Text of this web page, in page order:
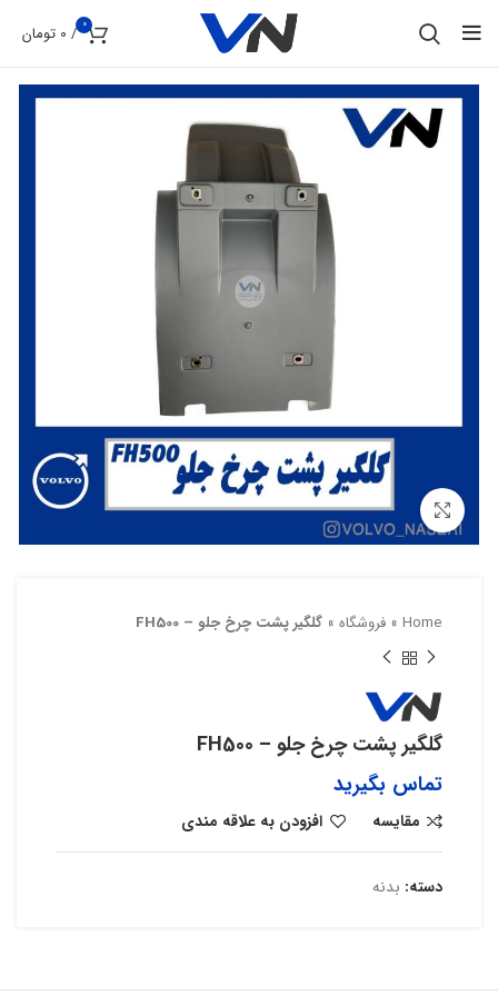
0
/
0 تومان
بزرگنمایی تصویر
Home
» فروشگاه » گلگیر پشت چرخ جلو – FH500
گلگیر پشت چرخ جلو – FH500
تماس بگیرید
مقایسه افزودن به علاقه مندی
دسته: بدنه